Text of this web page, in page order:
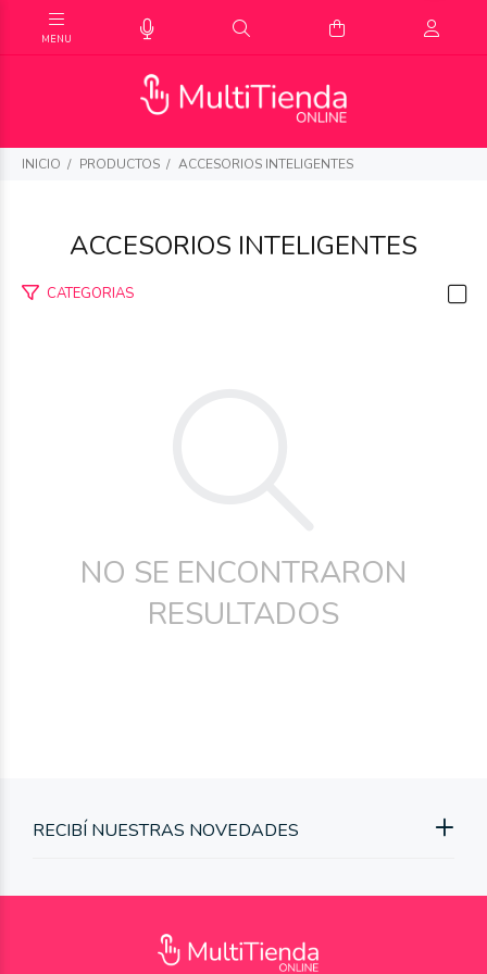
INICIO PRODUCTOS ACCESORIOS INTELIGENTES
ACCESORIOS INTELIGENTES
CATEGORIAS
NO SE ENCONTRARON
RESULTADOS
RECIBÍ NUESTRAS NOVEDADES